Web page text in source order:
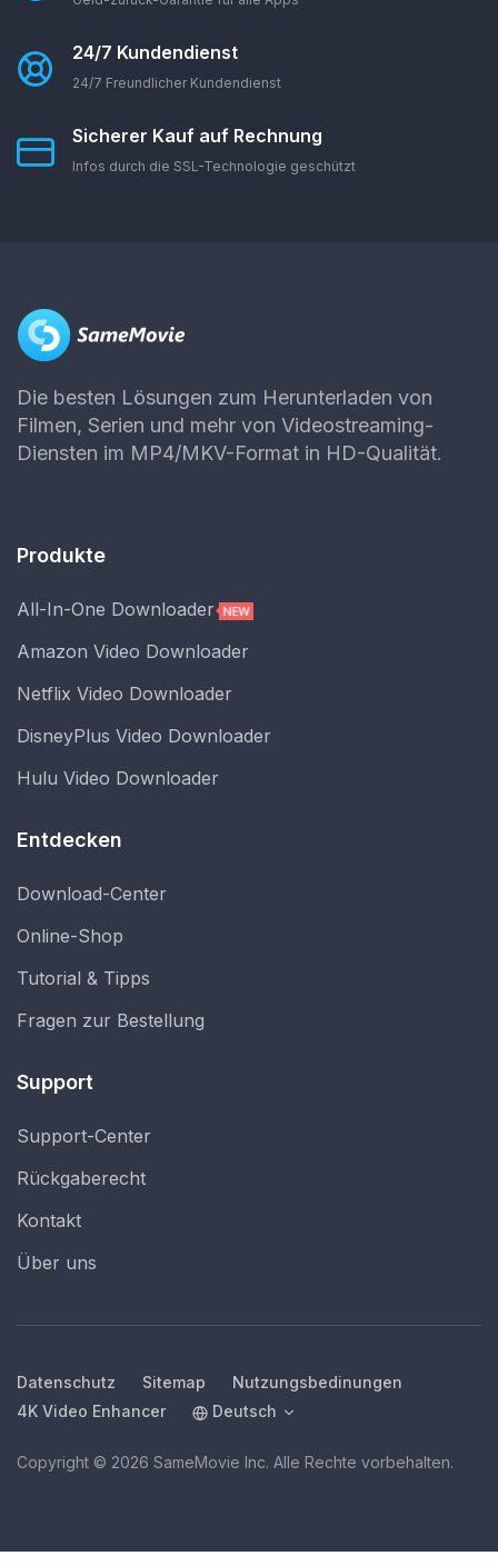
24/7 Kundendienst
24/7 Freundlicher Kundendienst
Sicherer Kauf auf Rechnung
Infos durch die SSL-Technologie geschützt
Die besten Lösungen zum Herunterladen von
Filmen, Serien und mehr von Videostreaming-
Diensten im MP4/MKV-Format in HD-Qualität.
Produkte
All-In-One Downloader
Amazon Video Downloader
Netflix Video Downloader
DisneyPlus Video Downloader
Hulu Video Downloader
Entdecken
Download-Center
Online-Shop
Tutorial & Tipps
Fragen zur Bestellung
Support
Support-Center
Rückgaberecht
Kontakt
Über uns
Datenschutz Sitemap
Nutzungsbedinungen
4K Video Enhancer
Deutsch
Copyright © 2026 SameMovie Inc. Alle Rechte vorbehalten.